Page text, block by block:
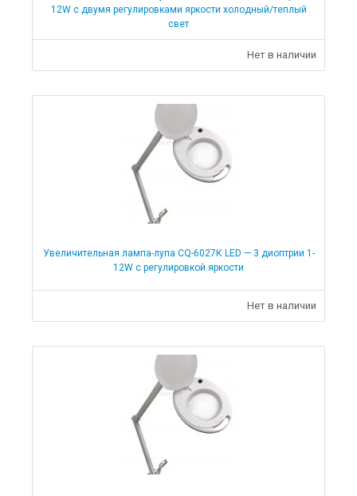
12W с двумя регулировками яркости холодный/теплый
свет
Нет в наличии
Увеличительная лампа-лупа CQ-6027К LED — 3 диоптрии 1-
12W с регулировкой яркости
Нет в наличии